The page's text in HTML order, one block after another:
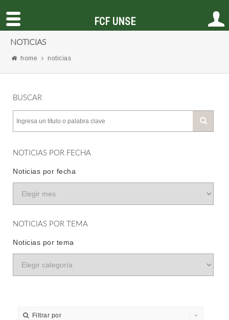
NOTICIAS
home noticias
BUSCAR
NOTICIAS POR FECHA
Noticias por fecha
NOTICIAS POR TEMA
Noticias por tema
Filtrar por
FCF UNSE